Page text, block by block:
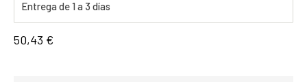
Entrega de 1 a 3 días
50,43 €